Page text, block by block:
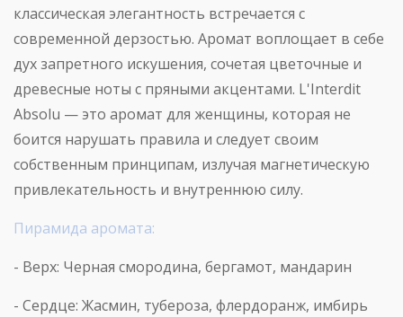
классическая элегантность встречается с
современной дерзостью. Аромат воплощает в себе
дух запретного искушения, сочетая цветочные и
древесные ноты с пряными акцентами. L'Interdit
Absolu — это аромат для женщины, которая не
боится нарушать правила и следует своим
собственным принципам, излучая магнетическую
привлекательность и внутреннюю силу.
Пирамида аромата:
- Верх: Черная смородина, бергамот, мандарин
- Сердце: Жасмин, тубероза, флердоранж, имбирь